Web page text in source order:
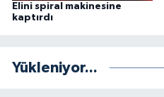
Elini spiral makinesine
kaptırdı
Yükleniyor...